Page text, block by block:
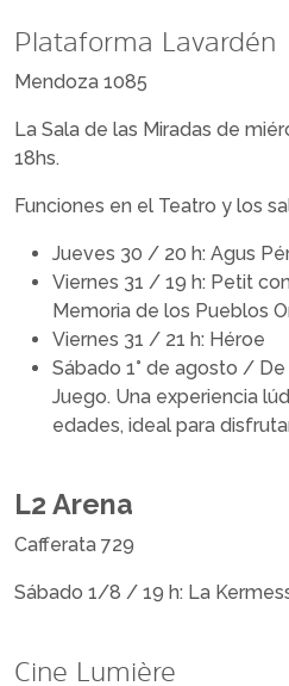
Plataforma Lavardén
Mendoza 1085
La Sala de las Miradas de
18hs.
Funciones en el Teatro y los
Jueves 30 / 20 h: Agus
Viernes 31 / 19 h: Petit
Memoria de los Pueblos
Viernes 31 / 21 h: Héroe
Sábado 1° de agosto / De
Juego. Una experiencia
edades, ideal para
L2 Arena
Cafferata 729
Sábado 1/8 / 19 h: La
Cine Lumière